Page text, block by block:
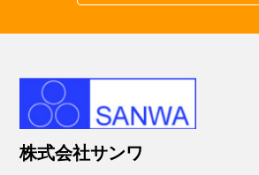
株式会社サンワ